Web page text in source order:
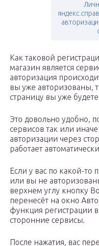
Как таковой
магазин является
авторизация
вы уже авторизованы,
страницу вы уже
Это довольно удобно,
сервисов так или
авторизации через
работает
Если у вас по какой-то
или вы не
верхнем углу кнопку
перенесёт на окно
функция регистрации
сторонние сервисы.
После нажатия, вас